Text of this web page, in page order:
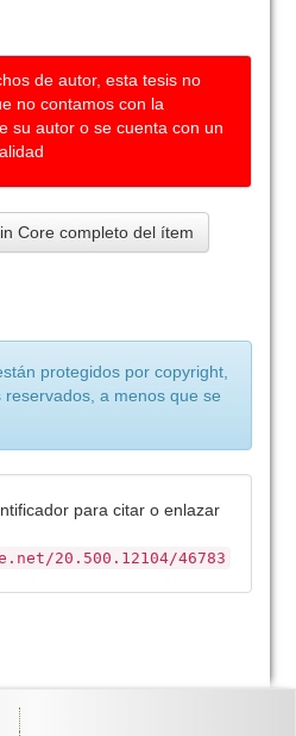
de autor, esta tesis no
no contamos con la
su autor o se cuenta con un
Core completo del ítem
protegidos por copyright,
a menos que se
para citar o enlazar
20.500.12104/46783